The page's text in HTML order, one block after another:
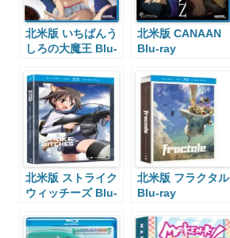
北米版 いちばんう
しろの大魔王 Blu-
北米版 CANAAN
Blu-ray
北米版 ストライク
ウィッチーズ Blu-
北米版 フラクタル
Blu-ray